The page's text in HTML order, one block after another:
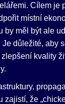
Cílem je
místní
by měl být ale
Je důležité, aby
kvality
zajistí, že